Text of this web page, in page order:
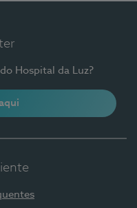
Hospital da Luz?